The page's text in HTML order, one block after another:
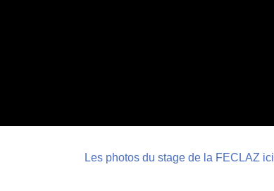
Les photos du stage de la FECLAZ ici